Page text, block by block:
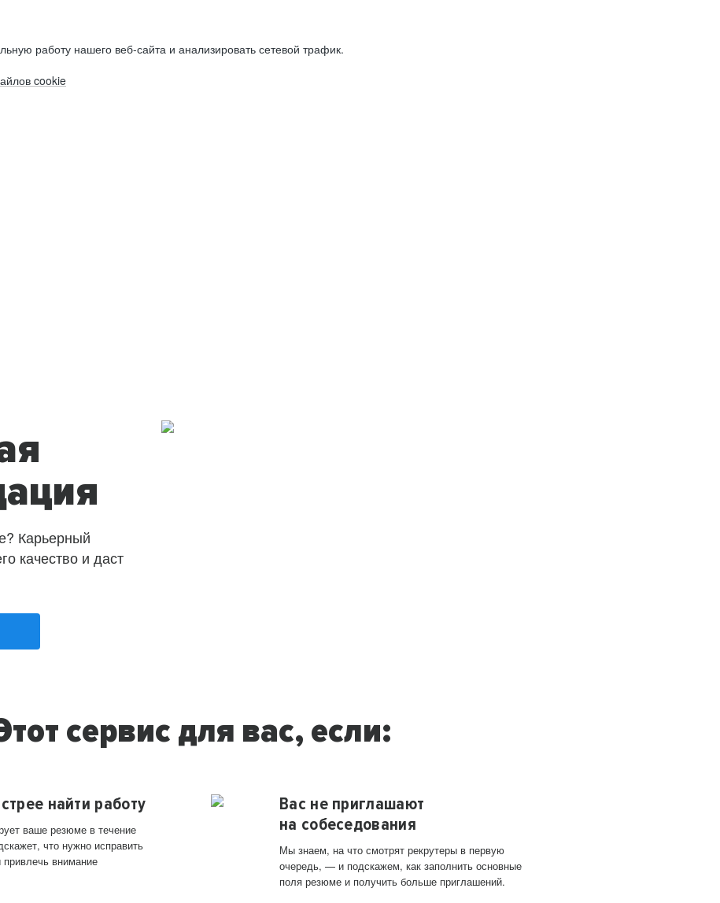
работу нашего веб-сайта и анализировать сетевой трафик.
cookie
Карьерный
качество и даст
сервис для вас, если:
найти работу
ваше резюме в течение
что нужно исправить
внимание
Вас не приглашают
на собеседования
Мы знаем, на что смотрят рекрутеры в первую
очередь, — и подскажем, как заполнить основные
поля резюме и получить больше приглашений.